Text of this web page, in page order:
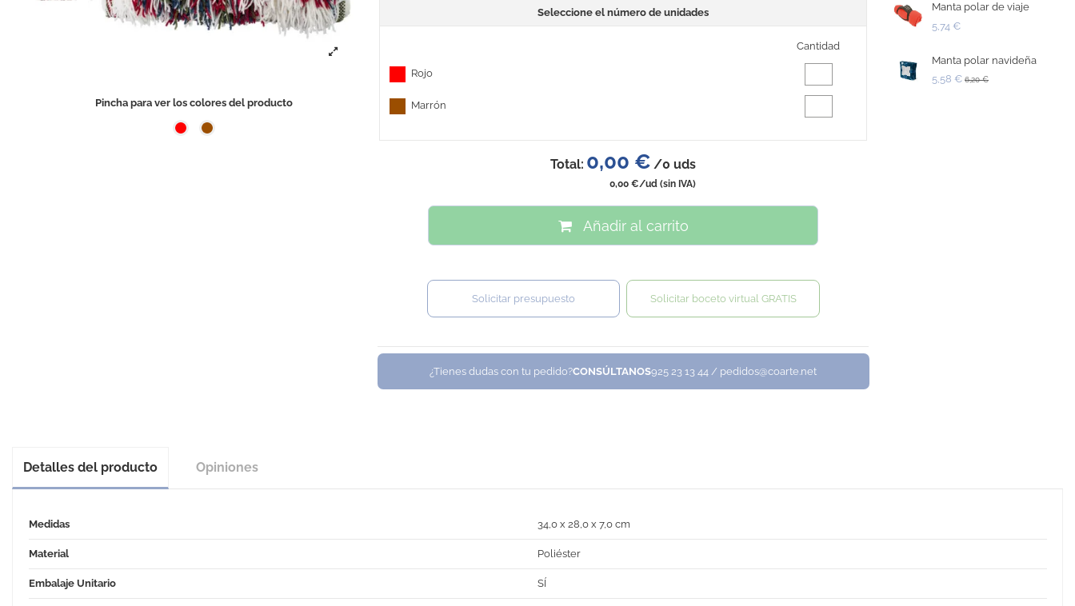
Pincha para ver los colores del producto
Seleccione el número de unidades
Cantidad
Rojo
Marrón
Total: 0,00 € /0 uds
0,00 €/ud(sin IVA)
Añadir al carrito
Solicitar presupuesto Solicitar boceto virtual GRATIS
¿Tienes dudas con tu pedido?CONSÚLTANOS925 23 13 44 / pedidos@coarte.net
Manta polar de viaje
5,74 €
Manta polar navideña
5,58 € 6,20 €
Detalles del producto Opiniones
Medidas 34,0 x 28,0 x 7,0 cm
Material Poliéster
Embalaje Unitario SÍ